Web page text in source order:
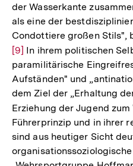
der Wasserkante
als eine der
Condottiere großen Stils",
Zur
Auflösung
der
Fußnote
[9] In ihrem politischen
paramilitärische
Aufständen" und
dem Ziel der „Erhaltung
Erziehung der Jugend
Führerprinzip und in ihrer
sind aus heutiger Sicht